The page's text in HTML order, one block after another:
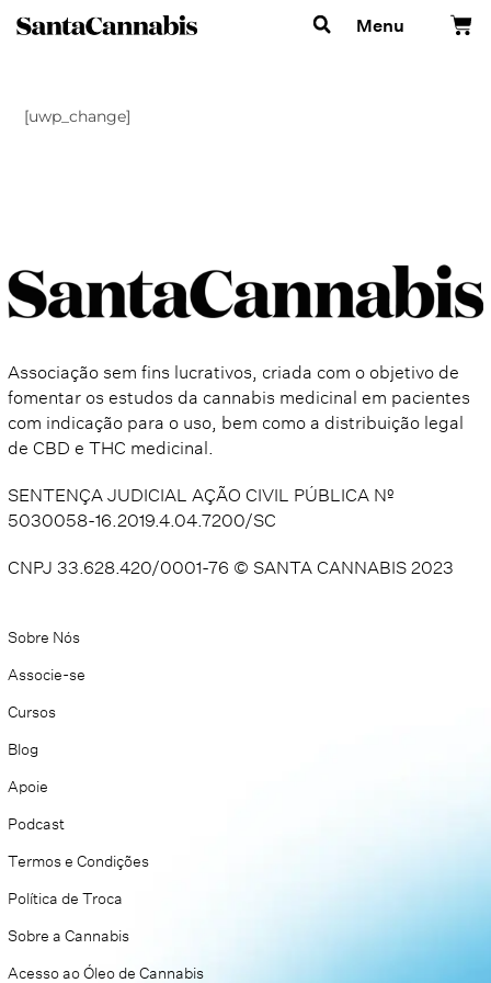
Menu
[uwp_change]
Associação sem fins lucrativos, criada com o objetivo de
fomentar os estudos da cannabis medicinal em pacientes
com indicação para o uso, bem como a distribuição legal
de CBD e THC medicinal.
SENTENÇA JUDICIAL AÇÃO CIVIL PÚBLICA Nº
5030058-16.2019.4.04.7200/SC
CNPJ 33.628.420/0001-76 © SANTA CANNABIS 2023​
Sobre Nós
Associe-se
Cursos
Blog
Apoie
Podcast
Termos e Condições
Política de Troca
Sobre a Cannabis
Acesso ao Óleo de Cannabis